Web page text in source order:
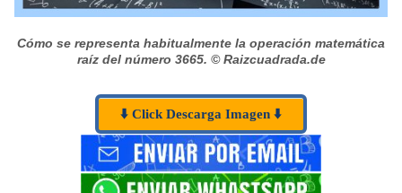
Cómo se representa habitualmente la operación matemática
raíz del número 3665. © Raizcuadrada.de
⬇️ Click Descarga Imagen ⬇️